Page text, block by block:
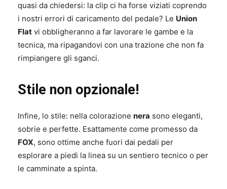
quasi da chiedersi: la clip ci ha forse viziati coprendo
i nostri errori di caricamento del pedale? Le Union
Flat vi obbligheranno a far lavorare le gambe e la
tecnica, ma ripagandovi con una trazione che non fa
rimpiangere gli sganci.
Stile non opzionale!
Infine, lo stile: nella colorazione nera sono eleganti,
sobrie e perfette. Esattamente come promesso da
FOX, sono ottime anche fuori dai pedali per
esplorare a piedi la linea su un sentiero tecnico o per
le camminate a spinta.